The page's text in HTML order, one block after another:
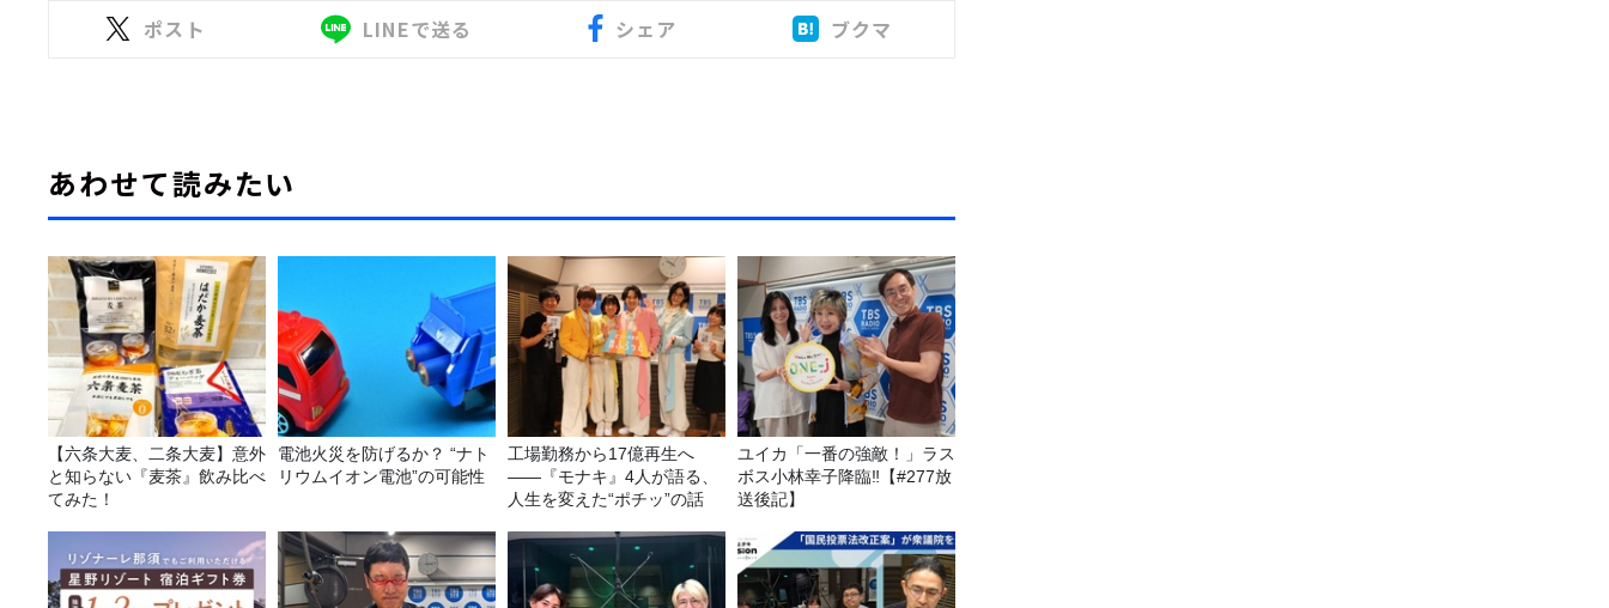
ポスト LINEで送る シェア ブクマ
あわせて読みたい
【六条大麦、二条大麦】意外
と知らない『麦茶』飲み比べ
てみた！
電池火災を防げるか？ “ナト
リウムイオン電池”の可能性
工場勤務から17億再生へ
——『モナキ』4人が語る、
人生を変えた“ポチッ”の話
ユイカ「一番の強敵！」ラス
ボス小林幸子降臨‼【#277放
送後記】